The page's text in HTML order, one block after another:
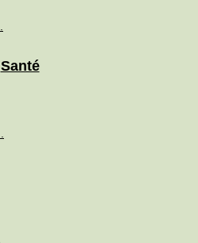
Santé